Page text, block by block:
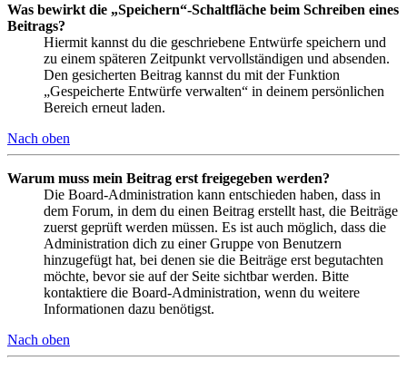
Was bewirkt die „Speichern“-Schaltfläche beim Schreiben eines
Beitrags?
Hiermit kannst du die geschriebene Entwürfe speichern und
zu einem späteren Zeitpunkt vervollständigen und absenden.
Den gesicherten Beitrag kannst du mit der Funktion
„Gespeicherte Entwürfe verwalten“ in deinem persönlichen
Bereich erneut laden.
Nach oben
Warum muss mein Beitrag erst freigegeben werden?
Die Board-Administration kann entschieden haben, dass in
dem Forum, in dem du einen Beitrag erstellt hast, die Beiträge
zuerst geprüft werden müssen. Es ist auch möglich, dass die
Administration dich zu einer Gruppe von Benutzern
hinzugefügt hat, bei denen sie die Beiträge erst begutachten
möchte, bevor sie auf der Seite sichtbar werden. Bitte
kontaktiere die Board-Administration, wenn du weitere
Informationen dazu benötigst.
Nach oben